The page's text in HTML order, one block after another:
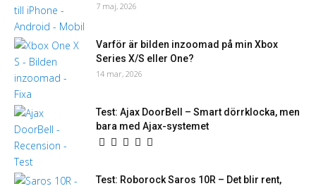
7 maj, 2026
Varför är bilden inzoomad på min Xbox
Series X/S eller One?
14 mar, 2026
Test: Ajax DoorBell – Smart dörrklocka, men
bara med Ajax-systemet
Test: Roborock Saros 10R – Det blir rent,